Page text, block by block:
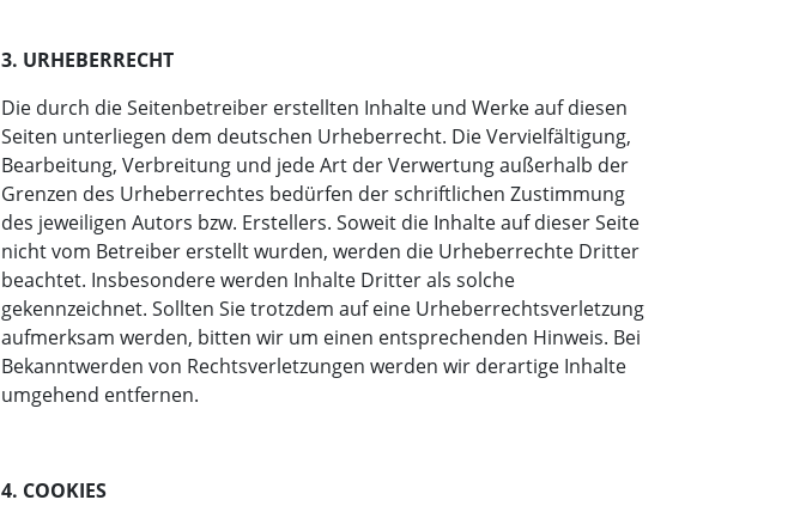
3. URHEBERRECHT
Die durch die Seitenbetreiber erstellten Inhalte und Werke auf diesen
Seiten unterliegen dem deutschen Urheberrecht. Die Vervielfältigung,
Bearbeitung, Verbreitung und jede Art der Verwertung außerhalb der
Grenzen des Urheberrechtes bedürfen der schriftlichen Zustimmung
des jeweiligen Autors bzw. Erstellers. Soweit die Inhalte auf dieser Seite
nicht vom Betreiber erstellt wurden, werden die Urheberrechte Dritter
beachtet. Insbesondere werden Inhalte Dritter als solche
gekennzeichnet. Sollten Sie trotzdem auf eine Urheberrechtsverletzung
aufmerksam werden, bitten wir um einen entsprechenden Hinweis. Bei
Bekanntwerden von Rechtsverletzungen werden wir derartige Inhalte
umgehend entfernen.
4. COOKIES